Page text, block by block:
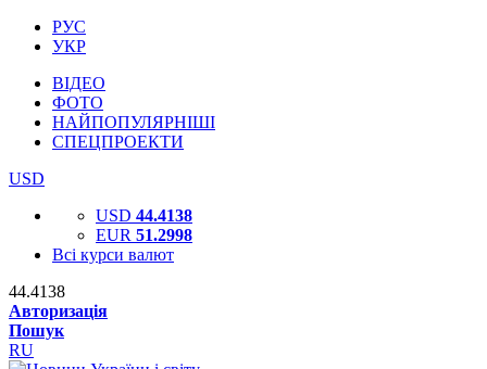
РУС
УКР
ВІДЕО
ФОТО
НАЙПОПУЛЯРНІШІ
СПЕЦПРОЕКТИ
USD
USD 44.4138
EUR 51.2998
Всі курси валют
44.4138
Авторизація
Пошук
RU